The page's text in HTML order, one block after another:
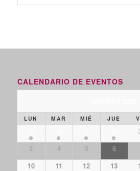
Event
CALENDARIO DE EVENTOS
LUN MAR MIÉ JUE
3
4 5 6
10
11 12 13